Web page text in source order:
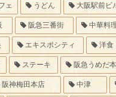
ェ うどん 大阪駅前ビ
阪急三番街 中華料
エキスポシティ 洋食
ステーキ 阪急うめだ
阪神梅田本店 中津